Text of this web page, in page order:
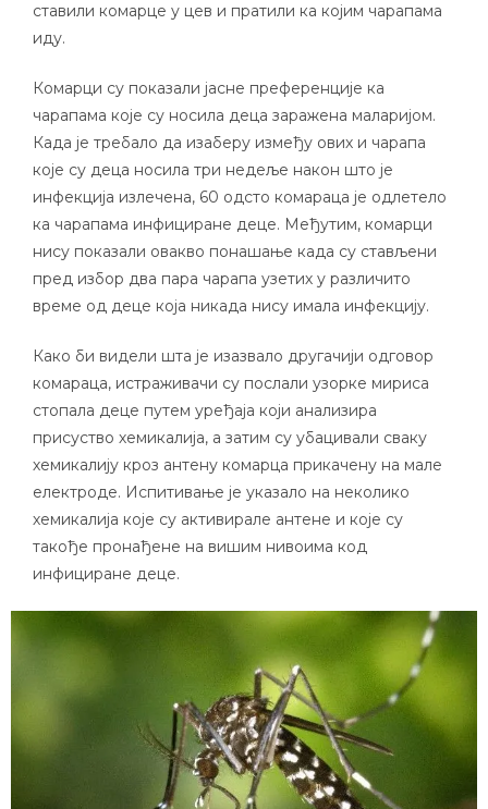
ставили комарце у цев и пратили ка којим чарапама
иду.
Комарци су показали јасне преференције ка
чарапама које су носила деца заражена маларијом.
Када је требало да изаберу између ових и чарапа
које су деца носила три недеље након што је
инфекција излечена, 60 одсто комараца је одлетело
ка чарапама инфициране деце. Међутим, комарци
нису показали овакво понашање када су стављени
пред избор два пара чарапа узетих у различито
време од деце која никада нису имала инфекцију.
Како би видели шта је изазвало другачији одговор
комараца, истраживачи су послали узорке мириса
стопала деце путем уређаја који анализира
присуство хемикалија, а затим су убацивали сваку
хемикалију кроз антену комарца прикачену на мале
електроде. Испитивање је указало на неколико
хемикалија које су активирале антене и које су
такође пронађене на вишим нивоима код
инфициране деце.